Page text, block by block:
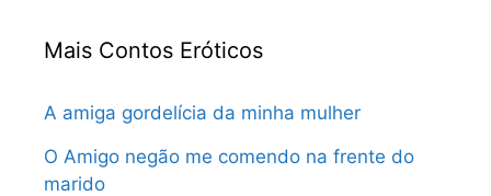
Mais Contos Eróticos
A amiga gordelícia da minha mulher
O Amigo negão me comendo na frente do
marido